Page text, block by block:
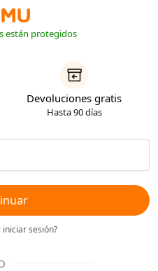
están protegidos
Devoluciones gratis
Hasta 90 días
sesión?